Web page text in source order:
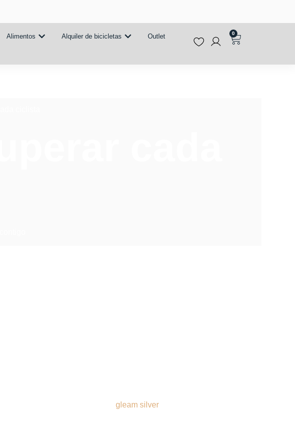
0
Alimentos Alquiler de bicicletas Outlet